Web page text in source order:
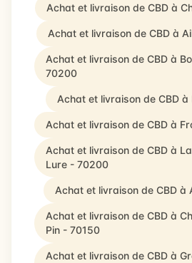
Achat et livraison de CBD à
Achat et livraison de CBD à
Achat et livraison de CBD à
70200
Achat et livraison de CBD à
Achat et livraison de CBD à
Achat et livraison de CBD à
Lure - 70200
Achat et livraison de CBD à
Achat et livraison de CBD à
Pin - 70150
Achat et livraison de CBD à